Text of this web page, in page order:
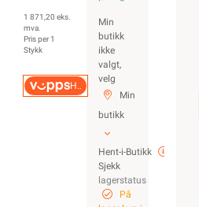
1 871,20 eks.
mva.
Pris per 1
Stykk
Hurtigkasse
Min
butikk
ikke
valgt,
velg
Min
butikk
Hent-i-Butikk
Sjekk
lagerstatus
På